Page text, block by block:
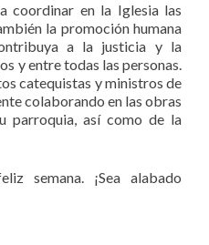
coordinar en la Iglesia las
la promoción humana
a la justicia y la
y entre todas las personas.
catequistas y ministros de
colaborando en las obras
parroquia, así como de la
semana. ¡Sea alabado